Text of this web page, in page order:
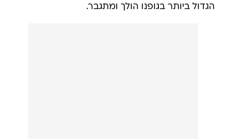
הגדול ביותר בגופנו הולך ומתגבר.